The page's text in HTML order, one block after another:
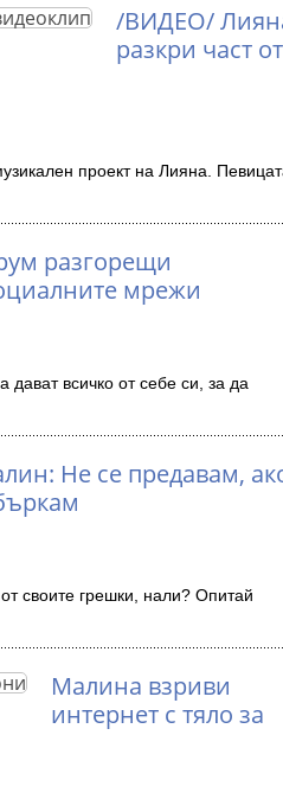
/ВИДЕО/
разкри част от
проект на Лияна.
разгорещи
мрежи
дават всичко от себе си, за да
Не се предавам,
своите грешки, нали? Опитай
Малина взриви
интернет с тяло за